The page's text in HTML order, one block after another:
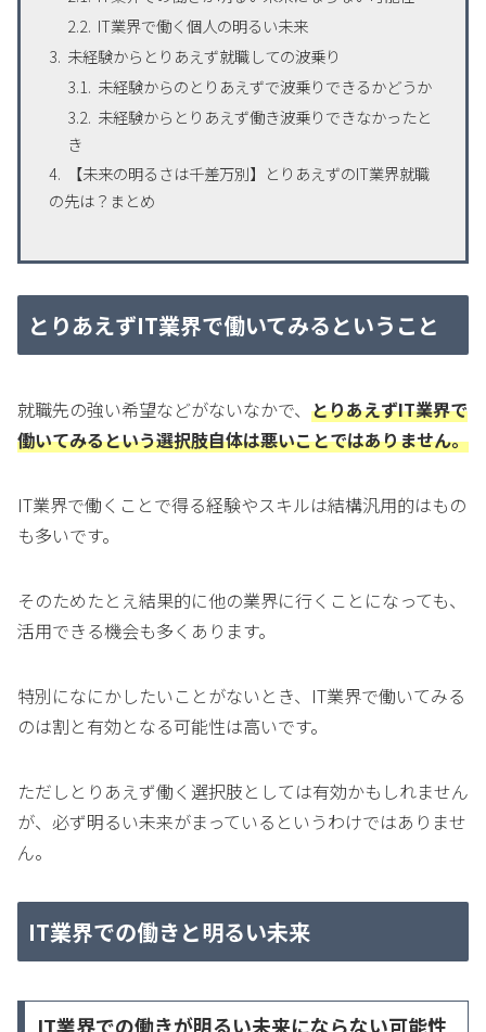
IT業界で働く個人の明るい未来
未経験からとりあえず就職しての波乗り
未経験からのとりあえずで波乗りできるかどうか
未経験からとりあえず働き波乗りできなかったと
き
【未来の明るさは千差万別】とりあえずのIT業界就職
の先は？まとめ
とりあえずIT業界で働いてみるということ
就職先の強い希望などがないなかで、 とりあえずIT業界で
働いてみるという選択肢自体は悪いことではありません。
IT業界で働くことで得る経験やスキルは結構汎用的はもの
も多いです。
そのためたとえ結果的に他の業界に行くことになっても、
活用できる機会も多くあります。
特別になにかしたいことがないとき、IT業界で働いてみる
のは割と有効となる可能性は高いです。
ただしとりあえず働く選択肢としては有効かもしれません
が、必ず明るい未来がまっているというわけではありませ
ん。
IT業界での働きと明るい未来
IT業界での働きが明るい未来にならない可能性